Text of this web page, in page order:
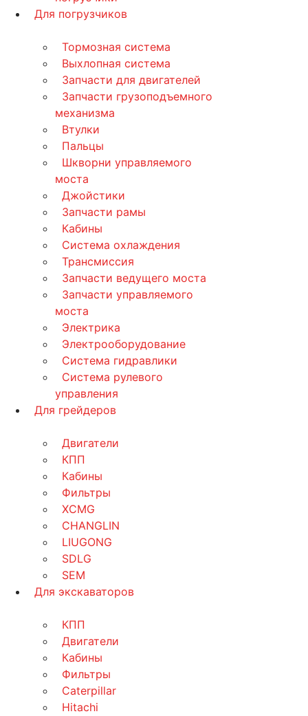
Для погрузчиков
Тормозная система
Выхлопная система
Запчасти для двигателей
Запчасти грузоподъемного
механизма
Втулки
Пальцы
Шкворни управляемого
моста
Джойстики
Запчасти рамы
Кабины
Система охлаждения
Трансмиссия
Запчасти ведущего моста
Запчасти управляемого
моста
Электрика
Электрооборудование
Система гидравлики
Система рулевого
управления
Для грейдеров
Двигатели
КПП
Кабины
Фильтры
XCMG
CHANGLIN
LIUGONG
SDLG
SEM
Для экскаваторов
КПП
Двигатели
Кабины
Фильтры
Caterpillar
Hitachi